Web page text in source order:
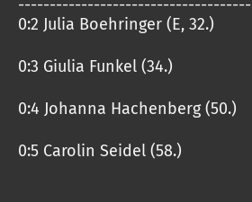
-------------------------------------
0:2 Julia Boehringer (E, 32.)
0:3 Giulia Funkel (34.)
0:4 Johanna Hachenberg (50.)
0:5 Carolin Seidel (58.)